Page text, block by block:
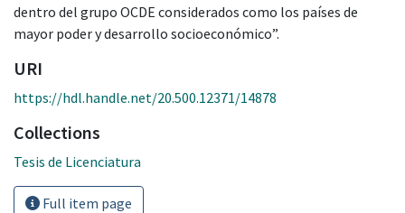
dentro del grupo OCDE considerados como los países de
mayor poder y desarrollo socioeconómico”.
URI
https://hdl.handle.net/20.500.12371/14878
Collections
Tesis de Licenciatura
Full item page